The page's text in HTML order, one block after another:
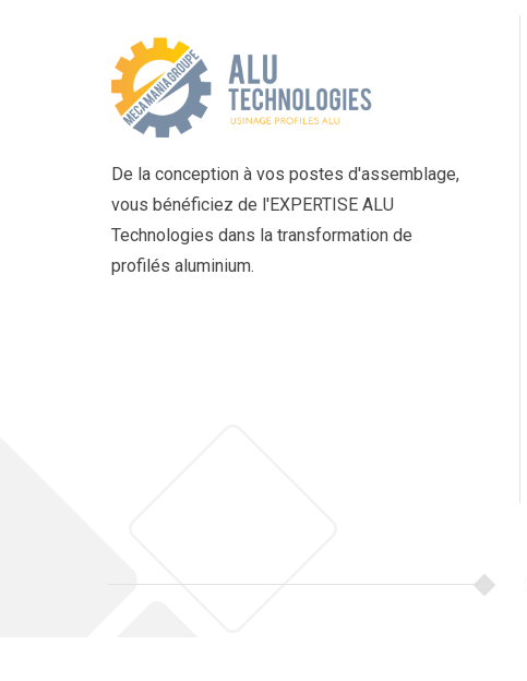
De la conception à vos postes d'assemblage,
vous bénéficiez de l'EXPERTISE ALU
Technologies dans la transformation de
profilés aluminium.